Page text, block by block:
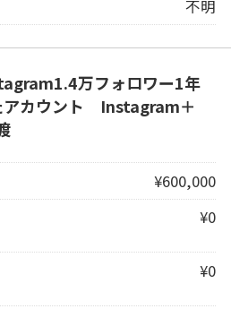
不明
万フォロワー1年
アカウント Instagram＋
¥600,000
¥0
¥0